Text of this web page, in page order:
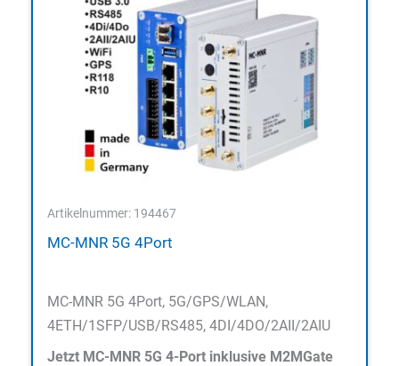
Artikelnummer: 194467
MC-MNR 5G 4Port
MC-MNR 5G 4Port, 5G/GPS/WLAN,
4ETH/1SFP/USB/RS485, 4DI/4DO/2AII/2AIU
Jetzt MC-MNR 5G 4-Port inklusive M2MGate